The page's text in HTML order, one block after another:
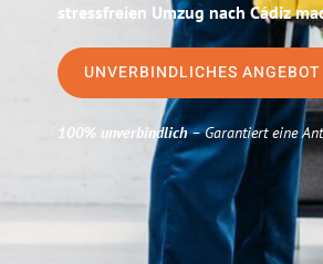
stressfreien Umzug nach Cádiz
UNVERBINDLICHES
100% unverbindlich– Garantiert eine